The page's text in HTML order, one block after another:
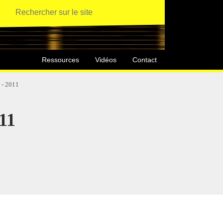
Ressources Vidéos Contact
2011